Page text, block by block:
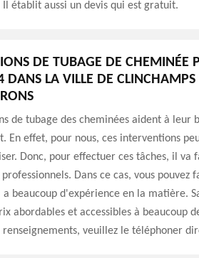
Il établit aussi un devis qui est gratuit.
DE TUBAGE DE CHEMINÉE
DANS LA VILLE DE CLINCHAMPS
de tubage des cheminées aident à leur
En effet, pour nous, ces interventions
Donc, pour effectuer ces tâches, il va
Dans ce cas, vous pouvez
a beaucoup d'expérience en la matière.
abordables et accessibles à beaucoup
renseignements, veuillez le téléphoner